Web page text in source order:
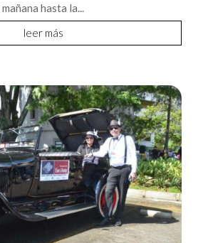
hasta la...
leer más